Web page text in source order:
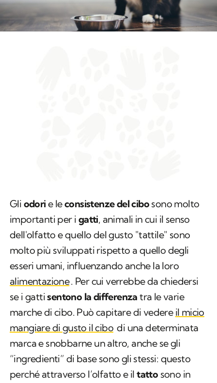
Gli odori e leconsistenze del cibo sono molto
importanti per i gatti, animali in cui il senso
dell'olfatto e quello del gusto "tattile" sono
molto più sviluppati rispetto a quello degli
esseri umani, influenzando anche la loro
alimentazione. Per cui verrebbe da chiedersi
se i gattisentono la differenza tra le varie
marche di cibo. Può capitare di vedere il micio
mangiare di gusto il cibo di una determinata
marca e snobbarne un altro, anche se gli
“ingredienti” di base sono gli stessi: questo
perché attraverso l’olfatto e iltatto sono in